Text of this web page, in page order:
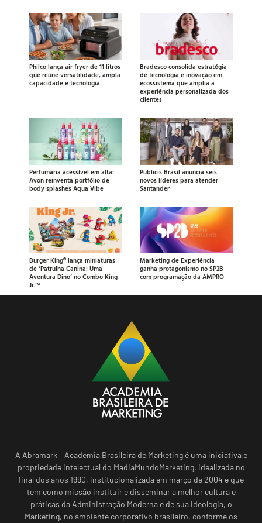
Philco lança air fryer de 11 litros
que reúne versatilidade, ampla
capacidade e tecnologia
Bradesco consolida estratégia
de tecnologia e inovação em
ecossistema que amplia a
experiência personalizada dos
clientes
Perfumaria acessível em alta:
Avon reinventa portfólio de
body splashes Aqua Vibe
Publicis Brasil anuncia seis
novos líderes para atender
Santander
Burger King® lança miniaturas
de ‘Patrulha Canina: Uma
Aventura Dino’ no Combo King
Jr.™
Marketing de Experiência
ganha protagonismo no SP2B
com programação da AMPRO
A Abramark – Academia Brasileira de Marketing é uma iniciativa e
propriedade intelectual do MadiaMundoMarketing, idealizada no
final dos anos 1990, institucionalizada em março de 2004 e que
tem como missão instituir e disseminar a melhor cultura e
práticas da Administração Moderna e de sua ideologia, o
Marketing, no ambiente corporativo brasileiro, conforme os